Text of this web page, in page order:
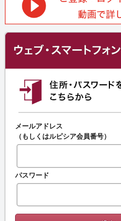
メールアドレス
（もしくはルピシア会員番号）
パスワード